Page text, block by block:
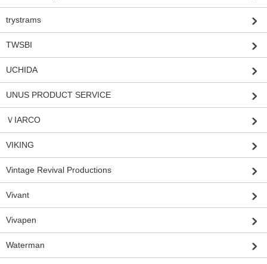
trystrams
TWSBI
UCHIDA
UNUS PRODUCT SERVICE
ＶIARCO
VIKING
Vintage Revival Productions
Vivant
Vivapen
Waterman